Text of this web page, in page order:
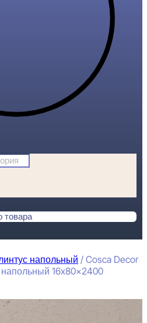
товара
напольный / Cosca Decor
16x80x2400